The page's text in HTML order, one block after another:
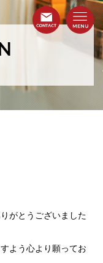
がとうございました
よう心より願ってお